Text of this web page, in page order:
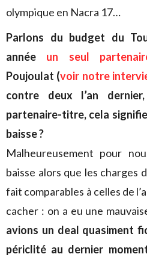
olympique en Nacra 17…
Parlons du budget du
année un seul
Poujoulat (voir notre
contre deux l’an
partenaire-titre, cela
baisse ?
Malheureusement pour
baisse alors que les charges
fait comparables à celles de
cacher : on a eu une
avions un deal quasiment
périclité au dernier